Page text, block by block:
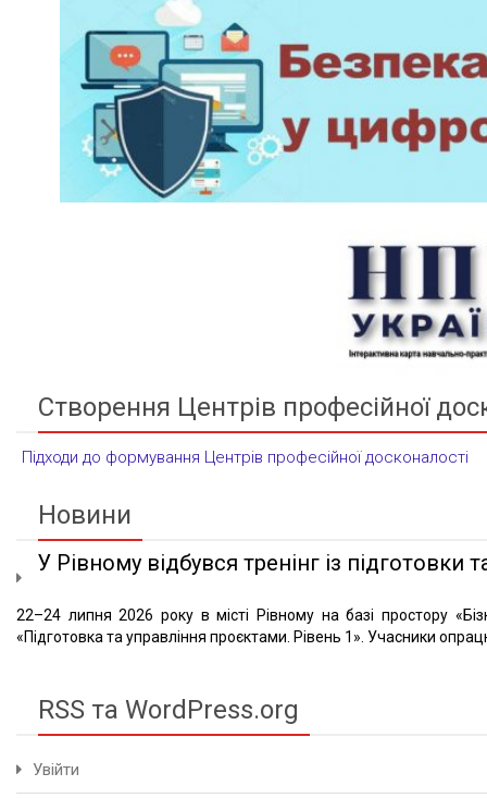
Створення Центрів професійної
Підходи до формування Центрів професійної досконалості
Новини
У Рівному відбувся тренінг із підготовки
22–24 липня 2026 року в місті Рівному на базі простору
«Підготовка та управління проєктами. Рівень 1». Учасники
RSS та WordPress.org
Увійти